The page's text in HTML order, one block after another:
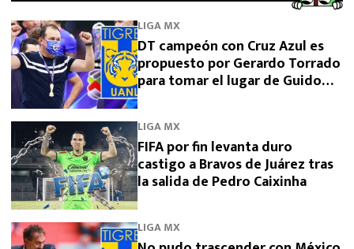
LIGA MX
DT campeón con Cruz Azul es
propuesto por Gerardo Torrado
para tomar el lugar de Guido
LIGA MX
FIFA por fin levanta duro
castigo a Bravos de Juárez tras
la salida de Pedro Caixinha
LIGA MX